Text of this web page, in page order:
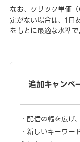
なお、クリック単価
定がない場合は、1日
をもとに最適な水準で
追加キャンペ
・配信の幅を広げ
・新しいキーワー